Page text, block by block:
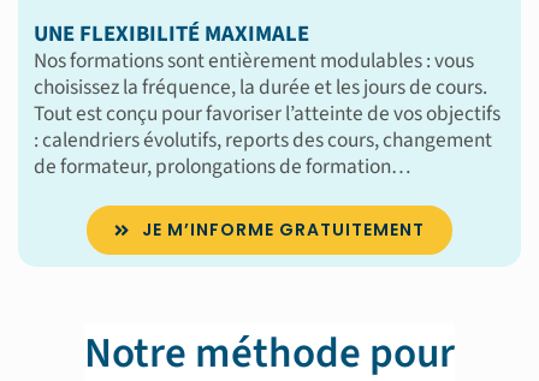
UNE FLEXIBILITÉ MAXIMALE
Nos formations sont entièrement modulables : vous
choisissez la fréquence, la durée et les jours de cours.
Tout est conçu pour favoriser l’atteinte de vos objectifs
: calendriers évolutifs, reports des cours, changement
de formateur, prolongations de formation…
JE M’INFORME GRATUITEMENT
Notre méthode pour